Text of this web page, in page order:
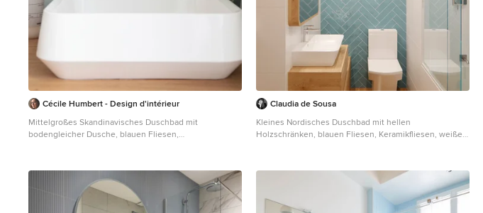
Cécile Humbert - Design d'intérieur
Mittelgroßes Skandinavisches Duschbad mit
bodengleicher Dusche, blauen Fliesen,
Claudia de Sousa
Kleines Nordisches Duschbad mit hellen
Holzschränken, blauen Fliesen, Keramikfliesen, weißer
Badewanne in Nische, Duschbadewanne, Toilette mit
Aufsatzspülkasten, braunem Holzboden,
Aufsatzwaschbecken, beigem Boden und beiger
Waschtischplatte in Barcelona